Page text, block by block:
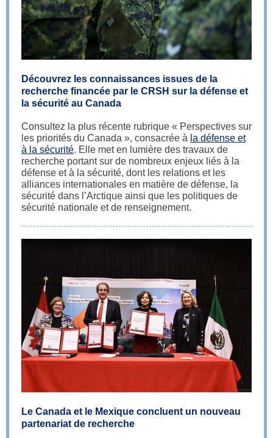
Découvrez les connaissances issues de la
recherche financée par le CRSH sur la défense et
la sécurité au Canada
Consultez la plus récente rubrique « Perspectives sur
les priorités du Canada », consacrée à la défense et
à la sécurité. Elle met en lumière des travaux de
recherche portant sur de nombreux enjeux liés à la
défense et à la sécurité, dont les relations et les
alliances internationales en matière de défense, la
sécurité dans l’Arctique ainsi que les politiques de
sécurité nationale et de renseignement.
Le Canada et le Mexique concluent un nouveau
partenariat de recherche